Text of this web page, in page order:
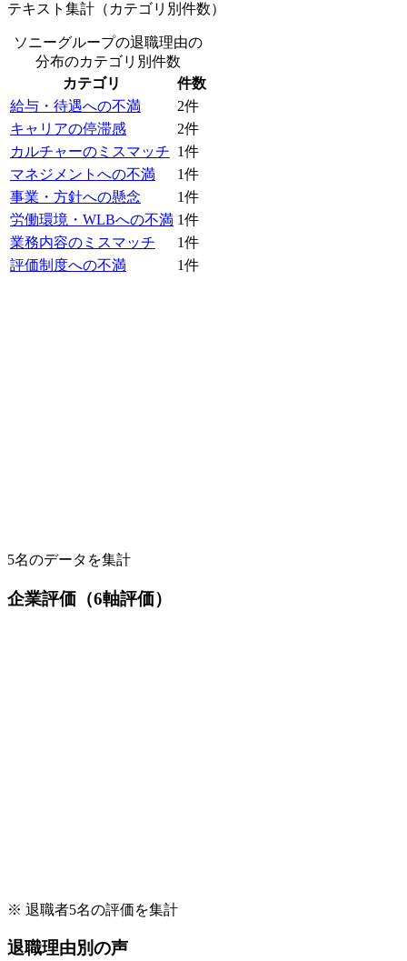
テキスト集計（カテゴリ別件数）
ソニーグループの退職理由の
分布のカテゴリ別件数
カテゴリ
件数
給与・待遇への不満
2件
キャリアの停滞感
2件
カルチャーのミスマッチ 1件
マネジメントへの不満
1件
事業・方針への懸念
1件
労働環境・WLBへの不満 1件
業務内容のミスマッチ
1件
評価制度への不満
1件
5名のデータを集計
企業評価（6軸評価）
※ 退職者5名の評価を集計
退職理由別の声